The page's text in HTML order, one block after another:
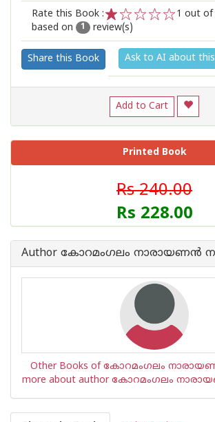
Rate this Book :
2
1
1 out of
based on
1 review(s)
Share this Book Ask to AI about
Add to Cart
Printed Book
Rs 240.00
Rs 228.00
Author കോറമംഗലം നാരായണൻ
Other Books of കോറമംഗലം
more about author കോറമംഗലം